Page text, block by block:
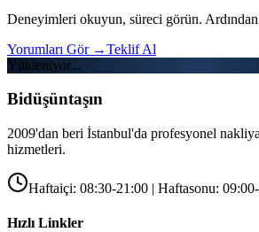
Deneyimleri okuyun, süreci görün.
Yorumları Gör →Teklif Al
Yükleniyor...
Bidüşüntaşın
2009'dan beri İstanbul'da profesyonel
hizmetleri.
Haftaiçi: 08:30-21:00 | Haftasonu:
Hızlı Linkler